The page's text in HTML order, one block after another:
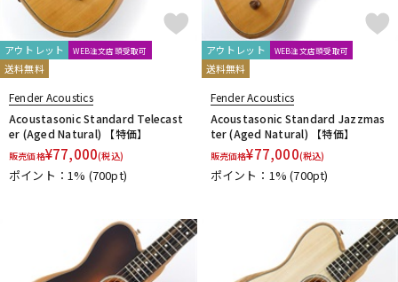
アウトレット WEB注文店頭受取可
送料無料
Fender Acoustics
Acoustasonic Standard Telecast
er (Aged Natural) 【特価】
販売価格¥77,000(税込)
ポイント：1% (700pt)
アウトレット WEB注文店頭受取可
送料無料
Fender Acoustics
Acoustasonic Standard Jazzmas
ter (Aged Natural) 【特価】
販売価格¥77,000(税込)
ポイント：1%(700pt)